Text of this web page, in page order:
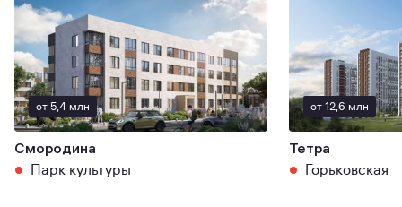
от 5,4 млн
Смородина
Парк культуры
от 12,6 млн
Тетра
Горьковская